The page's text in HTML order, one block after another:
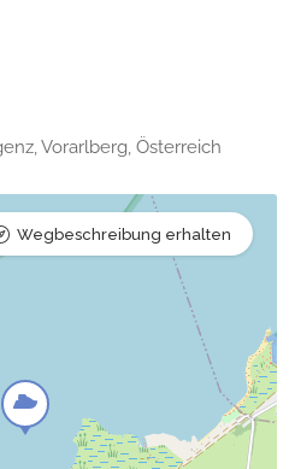
Vorarlberg, Österreich
Wegbeschreibung erhalten